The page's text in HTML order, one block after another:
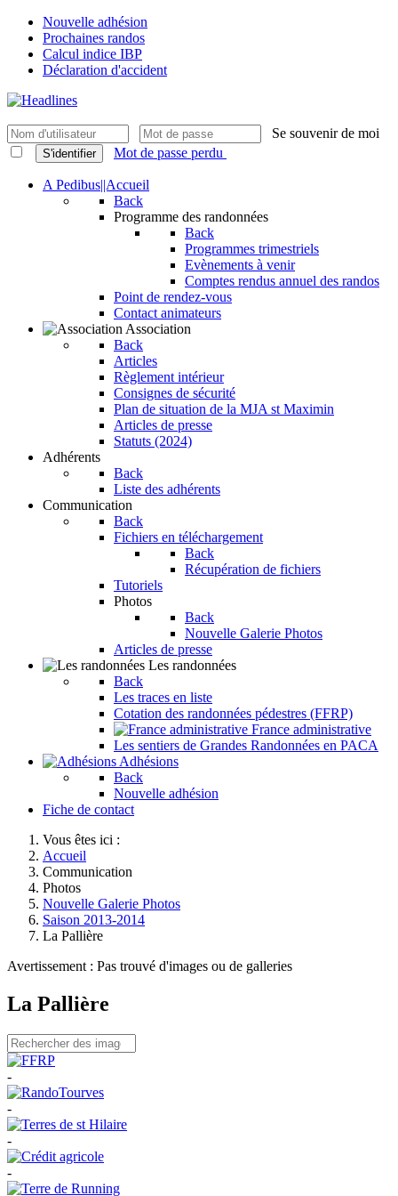
Nouvelle adhésion
Prochaines randos
Calcul indice IBP
Déclaration d'accident
Se souvenir de moi
S'identifier Mot de passe perdu
A Pedibus||Accueil
Back
Programme des randonnées
Back
Programmes trimestriels
Evènements à venir
Comptes rendus annuel des randos
Point de rendez-vous
Contact animateurs
Association
Back
Articles
Règlement intérieur
Consignes de sécurité
Plan de situation de la MJA st Maximin
Articles de presse
Statuts (2024)
Adhérents
Back
Liste des adhérents
Communication
Back
Fichiers en téléchargement
Back
Récupération de fichiers
Tutoriels
Photos
Back
Nouvelle Galerie Photos
Articles de presse
Les randonnées
Back
Les traces en liste
Cotation des randonnées pédestres (FFRP)
France administrative
Les sentiers de Grandes Randonnées en PACA
Adhésions
Back
Nouvelle adhésion
Fiche de contact
Vous êtes ici :
Accueil
Communication
Photos
Nouvelle Galerie Photos
Saison 2013-2014
La Pallière
Avertissement : Pas trouvé d'images ou de galleries
La Pallière
-
-
-
-